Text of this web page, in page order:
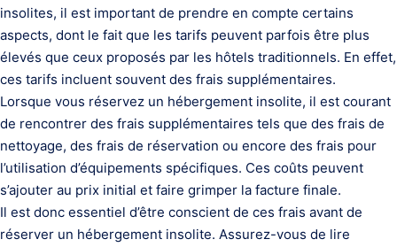
insolites, il est important de prendre en compte certains
aspects, dont le fait que les tarifs peuvent parfois être plus
élevés que ceux proposés par les hôtels traditionnels. En effet,
ces tarifs incluent souvent des frais supplémentaires.
Lorsque vous réservez un hébergement insolite, il est courant
de rencontrer des frais supplémentaires tels que des frais de
nettoyage, des frais de réservation ou encore des frais pour
l’utilisation d’équipements spécifiques. Ces coûts peuvent
s’ajouter au prix initial et faire grimper la facture finale.
Il est donc essentiel d’être conscient de ces frais avant de
réserver un hébergement insolite. Assurez-vous de lire